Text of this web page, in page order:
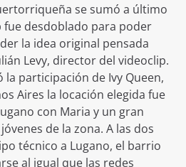
se sumó a último
desdoblado para poder
la idea original pensada
Levy, director del videoclip.
la participación de Ivy Queen,
Aires la locación elegida fue
con Maria y un gran
de la zona. A las dos
técnico a Lugano, el barrio
al igual que las redes